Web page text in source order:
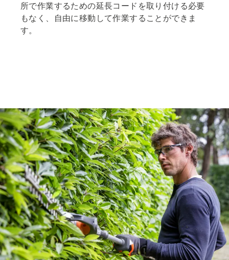
所で作業するための延長コードを取り付ける必要
もなく、自由に移動して作業することができま
す。